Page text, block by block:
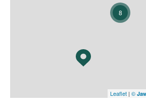
sereinement à chaque étape du
8
Leaflet | ©